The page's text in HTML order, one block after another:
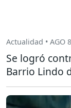
Actualidad • AGO
Se logró
Barrio Lindo